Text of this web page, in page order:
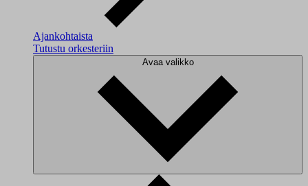
Ajankohtaista
Tutustu orkesteriin
Avaa valikko